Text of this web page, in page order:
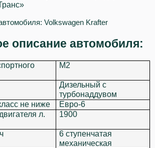
Volkswagen Krafter
описание автомобиля:
M2
Дизельный с
турбонаддувом
не ниже
Евро-6
л.
1900
6 ступенчатая
механическая